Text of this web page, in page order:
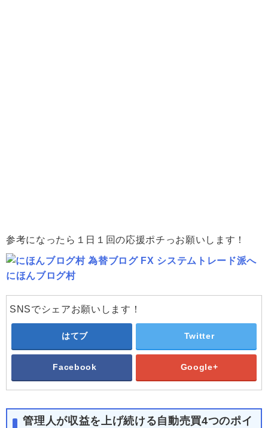
参考になったら１日１回の応援ポチっお願いします！
にほんブログ村
SNSでシェアお願いします！
はてブ Twitter
Facebook Google+
管理人が収益を上げ続ける自動売買4つのポイ